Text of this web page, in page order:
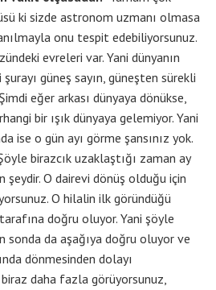
ki sizde astronom uzmanı olmasa
onu tespit edebiliyorsunuz.
evreleri var. Yani dünyanın
güneş sayın, güneşten sürekli
eğer arkası dünyaya dönükse,
bir ışık dünyaya gelemiyor. Yani
ise o gün ayı görme şansınız yok.
birazcık uzaklaştığı zaman ay
şeydir. O dairevi dönüş olduğu için
O hilalin ilk göründüğü
doğru oluyor. Yani şöyle
sonda da aşağıya doğru oluyor ve
dönmesinden dolayı
biraz daha fazla görüyorsunuz,